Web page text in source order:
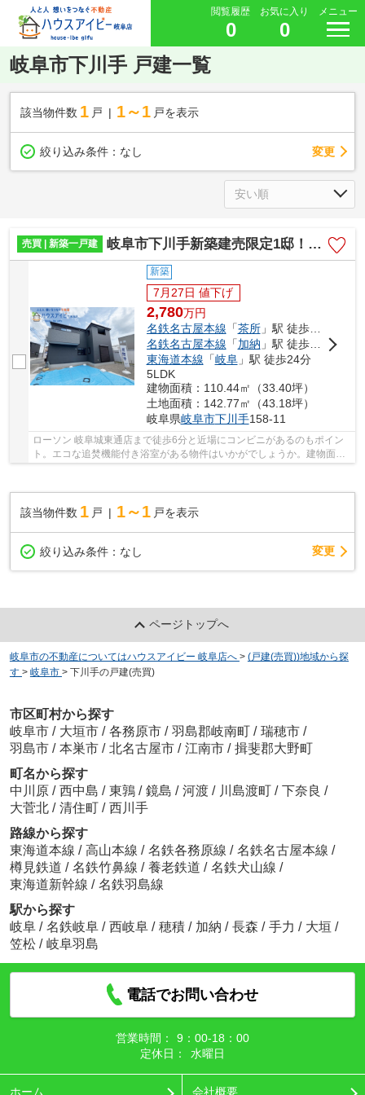
閲覧履歴
0
お気に入り
0
メニュー
岐阜市下川手 戸建一覧
該当物件数 1 戸 1～1 戸を表示
絞り込み条件： なし 変更
売買 | 新築一戸建 岐阜市下川手新築建売限定1邸！茶所駅まで徒歩5分！厚見小学校まで徒歩5分です♪お車並列2台可能！
新築
7月27日 値下げ
2,780万円
名鉄名古屋本線 「茶所」駅 徒歩5分
名鉄名古屋本線 「加納 」駅 徒歩12分
東海道本線 「岐阜」駅 徒歩24分
5LDK
建物面積：110.44㎡（33.40坪）
土地面積：142.77㎡（43.18坪）
岐阜県岐阜市下川手158-11
ローソン 岐阜城東通店まで徒歩6分と近場にコンビニがあるのもポイン
ト。エコな追焚機能付き浴室がある物件はいかがでしょうか。建物面積
該当物件数 1 戸 1～1 戸を表示
絞り込み条件： なし 変更
ページトップへ
岐阜市の不動産についてはハウスアイビー 岐阜店へ > (戸建(売買))地域から探
す > 岐阜市 > 下川手の戸建(売買)
市区町村から探す
岐阜市 / 大垣市 / 各務原市 / 羽島郡岐南町 / 瑞穂市 /
羽島市 / 本巣市 / 北名古屋市 / 江南市 / 揖斐郡大野町
町名から探す
中川原 / 西中島 / 東鶉 / 鏡島 / 河渡 / 川島渡町 / 下奈良 /
大菅北 / 清住町 / 西川手
路線から探す
東海道本線 / 高山本線 / 名鉄各務原線 / 名鉄名古屋本線 /
樽見鉄道 / 名鉄竹鼻線 / 養老鉄道 / 名鉄犬山線 /
東海道新幹線 / 名鉄羽島線
駅から探す
岐阜 / 名鉄岐阜 / 西岐阜 / 穂積 / 加納 / 長森 / 手力 / 大垣 /
笠松 / 岐阜羽島
電話でお問い合わせ
営業時間：
9：00‐18：00
定休日：
水曜日
ホーム 会社概要